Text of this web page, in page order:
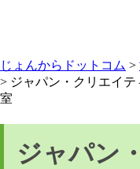
じょんからドットコム >
> ジャパン・クリエイ
室
ジャパン